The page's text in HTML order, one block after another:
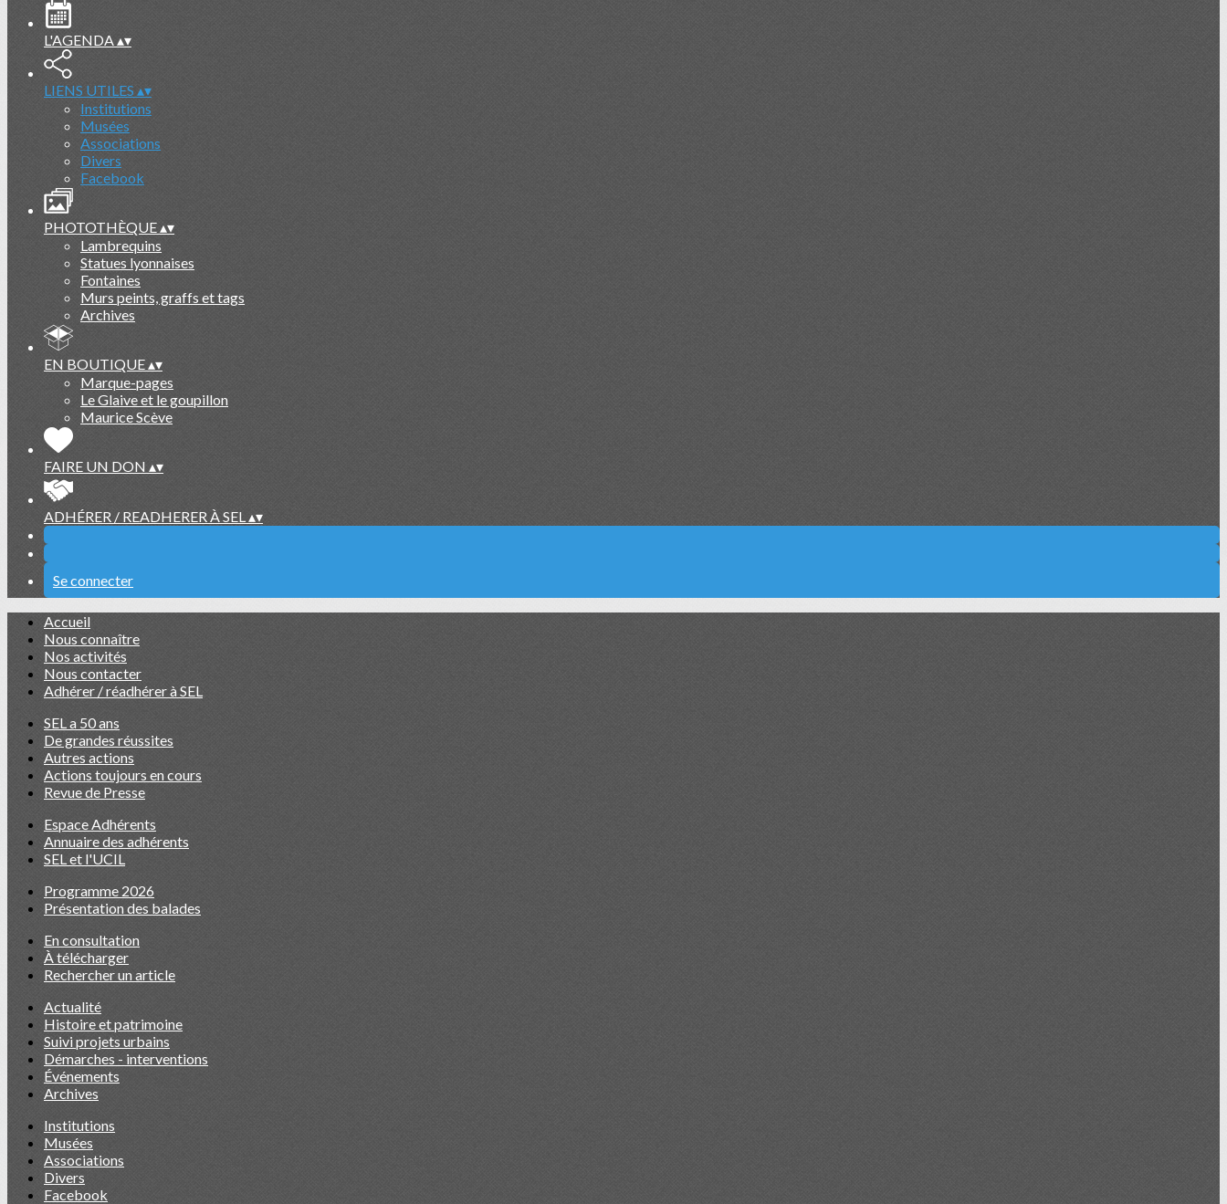
L'AGENDA▴▾
LIENS UTILES ▴▾
Institutions
Musées
Associations
Divers
Facebook
PHOTOTHÈQUE▴▾
Lambrequins
Statues lyonnaises
Fontaines
Murs peints, graffs et tags
Archives
EN BOUTIQUE▴▾
Marque-pages
Le Glaive et le goupillon
Maurice Scève
FAIRE UN DON ▴▾
ADHÉRER / READHERER À SEL▴▾
Se connecter
Accueil
Nous connaître
Nos activités
Nous contacter
Adhérer / réadhérer à SEL
SEL a 50 ans
De grandes réussites
Autres actions
Actions toujours en cours
Revue de Presse
Espace Adhérents
Annuaire des adhérents
SEL et l'UCIL
Programme 2026
Présentation des balades
En consultation
À télécharger
Rechercher un article
Actualité
Histoire et patrimoine
Suivi projets urbains
Démarches - interventions
Événements
Archives
Institutions
Musées
Associations
Divers
Facebook